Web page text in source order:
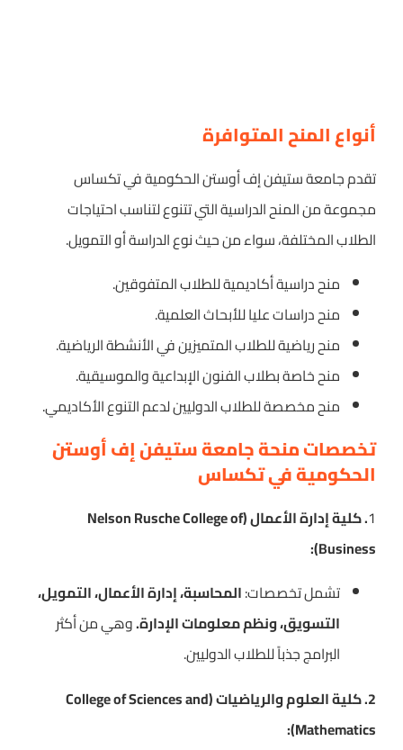
أنواع المنح المتوافرة
تقدم جامعة ستيفن إف أوستن الحكومية في تكساس
مجموعة من المنح الدراسية التي تتنوع لتناسب احتياجات
الطلاب المختلفة، سواء من حيث نوع الدراسة أو التمويل.
منح دراسية أكاديمية للطلاب المتفوقين.
منح دراسات عليا للأبحاث العلمية.
منح رياضية للطلاب المتميزين في الأنشطة الرياضية.
منح خاصة بطلاب الفنون الإبداعية والموسيقية.
منح مخصصة للطلاب الدوليين لدعم التنوع الأكاديمي.
تخصصات منحة جامعة ستيفن إف أوستن
الحكومية في تكساس
1
. كلية إدارة الأعمال (Nelson Rusche College of
Business):
تشمل تخصصات:المحاسبة، إدارة الأعمال، التمويل،
التسويق، ونظم معلومات الإدارة.وهي من أكثر
البرامج جذباً للطلاب الدوليين.
2. كلية العلوم والرياضيات (College of Sciences and
Mathematics):